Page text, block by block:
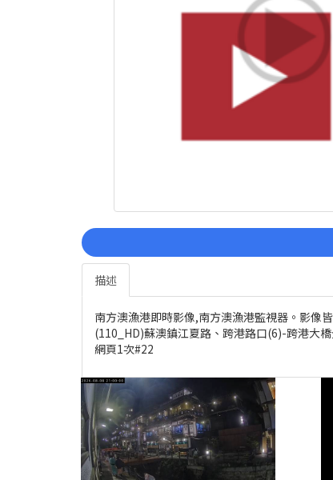
描述
南方澳漁港即時影像,南方澳漁港監視器。影像
(110_HD)蘇澳鎮江夏路、跨港路口(6)-跨港大
網頁1次#22